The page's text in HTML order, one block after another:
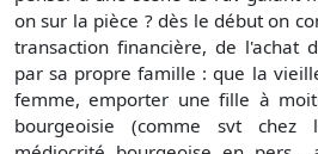
on sur la pièce ? dès le début on
transaction financière, de l'achat
par sa propre famille : que la
femme, emporter une fille à
bourgeoisie (comme svt